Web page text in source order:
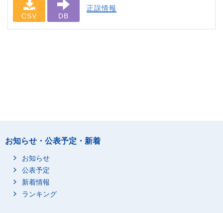
CSV DB
正誤情報
お知らせ・公表予定・新着
お知らせ
公表予定
新着情報
ランキング